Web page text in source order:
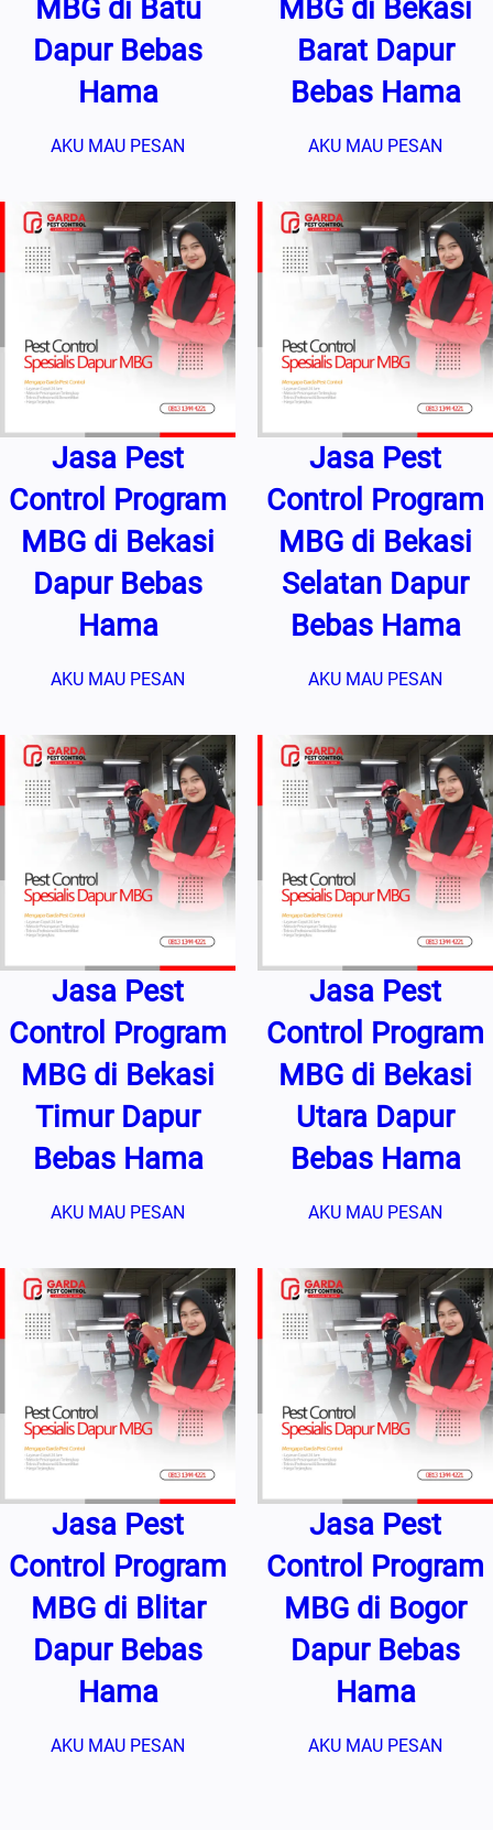
MBG di Batu
Dapur Bebas
Hama
AKU MAU PESAN
MBG di Bekasi
Barat Dapur
Bebas Hama
AKU MAU PESAN
Jasa Pest
Control Program
MBG di Bekasi
Dapur Bebas
Hama
AKU MAU PESAN
Jasa Pest
Control Program
MBG di Bekasi
Selatan Dapur
Bebas Hama
AKU MAU PESAN
Jasa Pest
Control Program
MBG di Bekasi
Timur Dapur
Bebas Hama
AKU MAU PESAN
Jasa Pest
Control Program
MBG di Bekasi
Utara Dapur
Bebas Hama
AKU MAU PESAN
Jasa Pest
Control Program
MBG di Blitar
Dapur Bebas
Hama
AKU MAU PESAN
Jasa Pest
Control Program
MBG di Bogor
Dapur Bebas
Hama
AKU MAU PESAN